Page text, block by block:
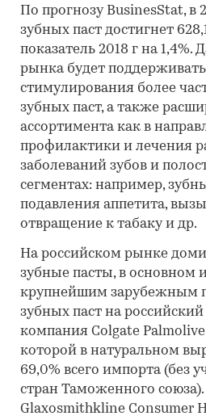
По прогнозу BusinesStat, в
зубных паст достигнет
показатель 2018 г на 1,4%.
рынка будет
стимулирования более
зубных паст, а также
ассортимента как в
профилактики и лечения
заболеваний зубов и
сегментах: например,
подавления аппетита,
отвращение к табаку и др.
На российском рынке
зубные пасты, в основном
крупнейшим зарубежным
зубных паст на
компания Colgate
которой в натуральном
69,0% всего импорта (без
стран Таможенного
Glaxosmithkline Consumer